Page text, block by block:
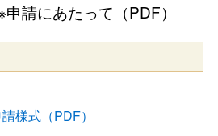
申請にあたって（PDF）
様式（PDF）